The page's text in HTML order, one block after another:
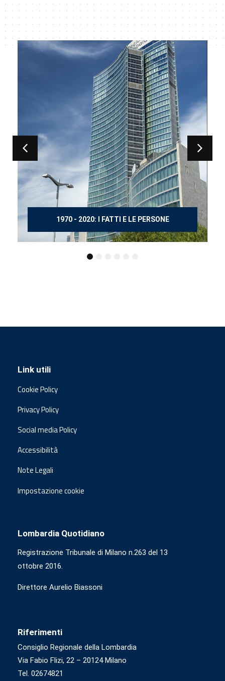
150 ANNI DOPO MANZONI
Link utili
Cookie Policy
Privacy Policy
Social media Policy
Accessibilità
Note Legali
Impostazione cookie
Lombardia Quotidiano
Registrazione Tribunale di Milano n.263 del 13
ottobre 2016.
Direttore Aurelio Biassoni
Riferimenti
Consiglio Regionale della Lombardia
Via Fabio Flizi, 22 – 20124 Milano
Tel. 02674821